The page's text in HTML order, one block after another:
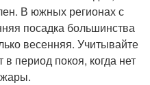
В южных регионах с
посадка большинства
весенняя. Учитывайте
период покоя, когда нет